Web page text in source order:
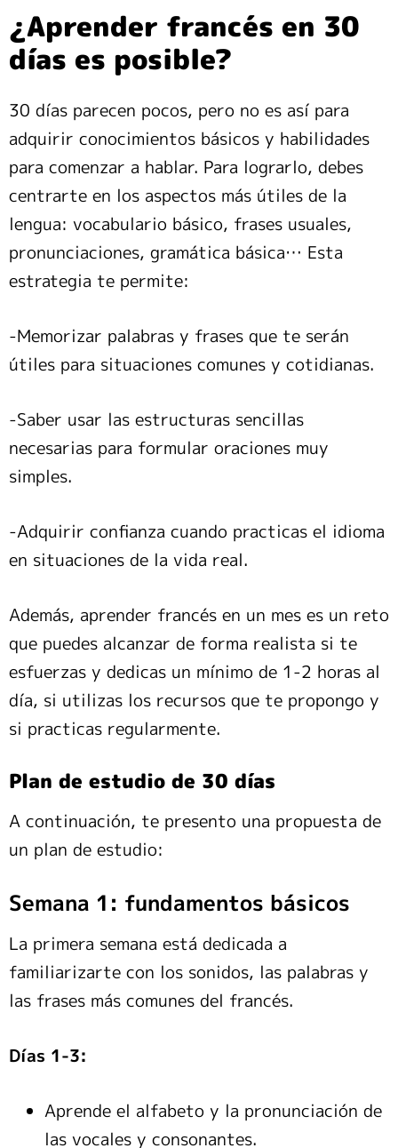
¿Aprender francés en 30
días es posible?
30 días parecen pocos, pero no es así para
adquirir conocimientos básicos y habilidades
para comenzar a hablar. Para lograrlo, debes
centrarte en los aspectos más útiles de la
lengua: vocabulario básico, frases usuales,
pronunciaciones, gramática básica… Esta
estrategia te permite:
-Memorizar palabras y frases que te serán
útiles para situaciones comunes y cotidianas.
-Saber usar las estructuras sencillas
necesarias para formular oraciones muy
simples.
-Adquirir confianza cuando practicas el idioma
en situaciones de la vida real.
Además, aprender francés en un mes es un reto
que puedes alcanzar de forma realista si te
esfuerzas y dedicas un mínimo de 1-2 horas al
día, si utilizas los recursos que te propongo y
si practicas regularmente.
Plan de estudio de 30 días
A continuación, te presento una propuesta de
un plan de estudio:
Semana 1: fundamentos básicos
La primera semana está dedicada a
familiarizarte con los sonidos, las palabras y
las frases más comunes del francés.
Días 1-3:
Aprende el alfabeto y la pronunciación de
las vocales y consonantes.